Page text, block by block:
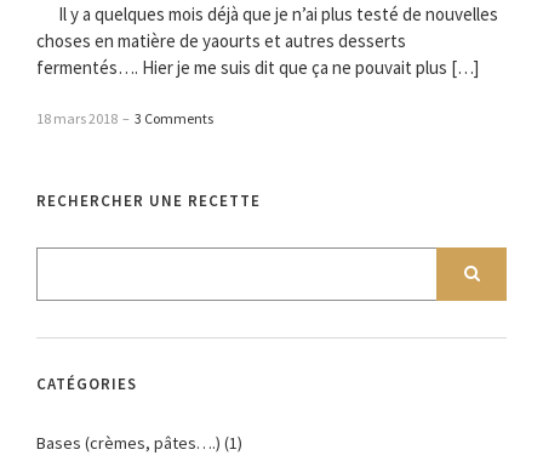
Il y a quelques mois déjà que je n’ai plus testé de nouvelles
choses en matière de yaourts et autres desserts
fermentés…. Hier je me suis dit que ça ne pouvait plus […]
18 mars 2018 – 3 Comments
RECHERCHER UNE RECETTE
CATÉGORIES
Bases (crèmes, pâtes….) (1)